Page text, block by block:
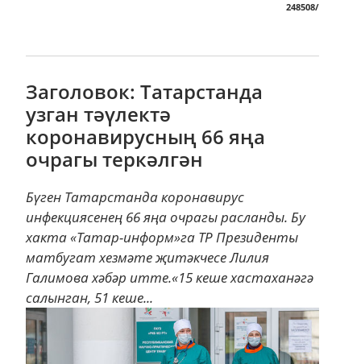
248508/
Заголовок: Татарстанда
узган тәүлектә
коронавирусның 66 яңа
очрагы теркәлгән
Бүген Татарстанда коронавирус
инфекциясенең 66 яңа очрагы расланды. Бу
хакта «Татар-информ»га ТР Президенты
матбугат хезмәте җитәкчесе Лилия
Галимова хәбәр итте.«15 кеше хастаханәгә
салынган, 51 кеше...